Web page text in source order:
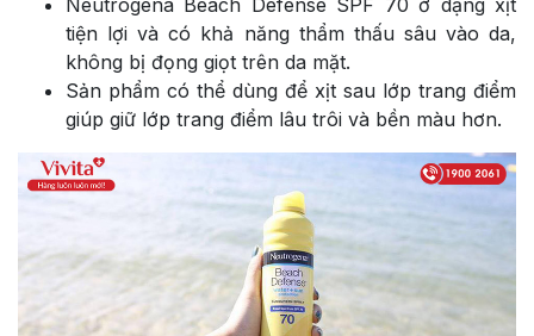
Neutrogena Beach Defense SPF 70 ở dạng xịt
tiện lợi và có khả năng thẩm thấu sâu vào da,
không bị đọng giọt trên da mặt.
Sản phẩm có thể dùng để xịt sau lớp trang điểm
giúp giữ lớp trang điểm lâu trôi và bền màu hơn.